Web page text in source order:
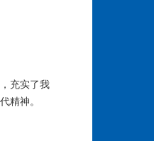
充实了我
精神。